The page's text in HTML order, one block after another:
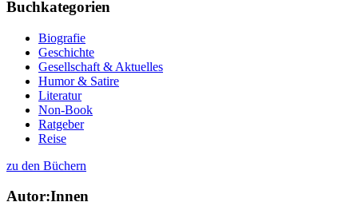
Buchkategorien
Biografie
Geschichte
Gesellschaft & Aktuelles
Humor & Satire
Literatur
Non-Book
Ratgeber
Reise
zu den Büchern
Autor:Innen